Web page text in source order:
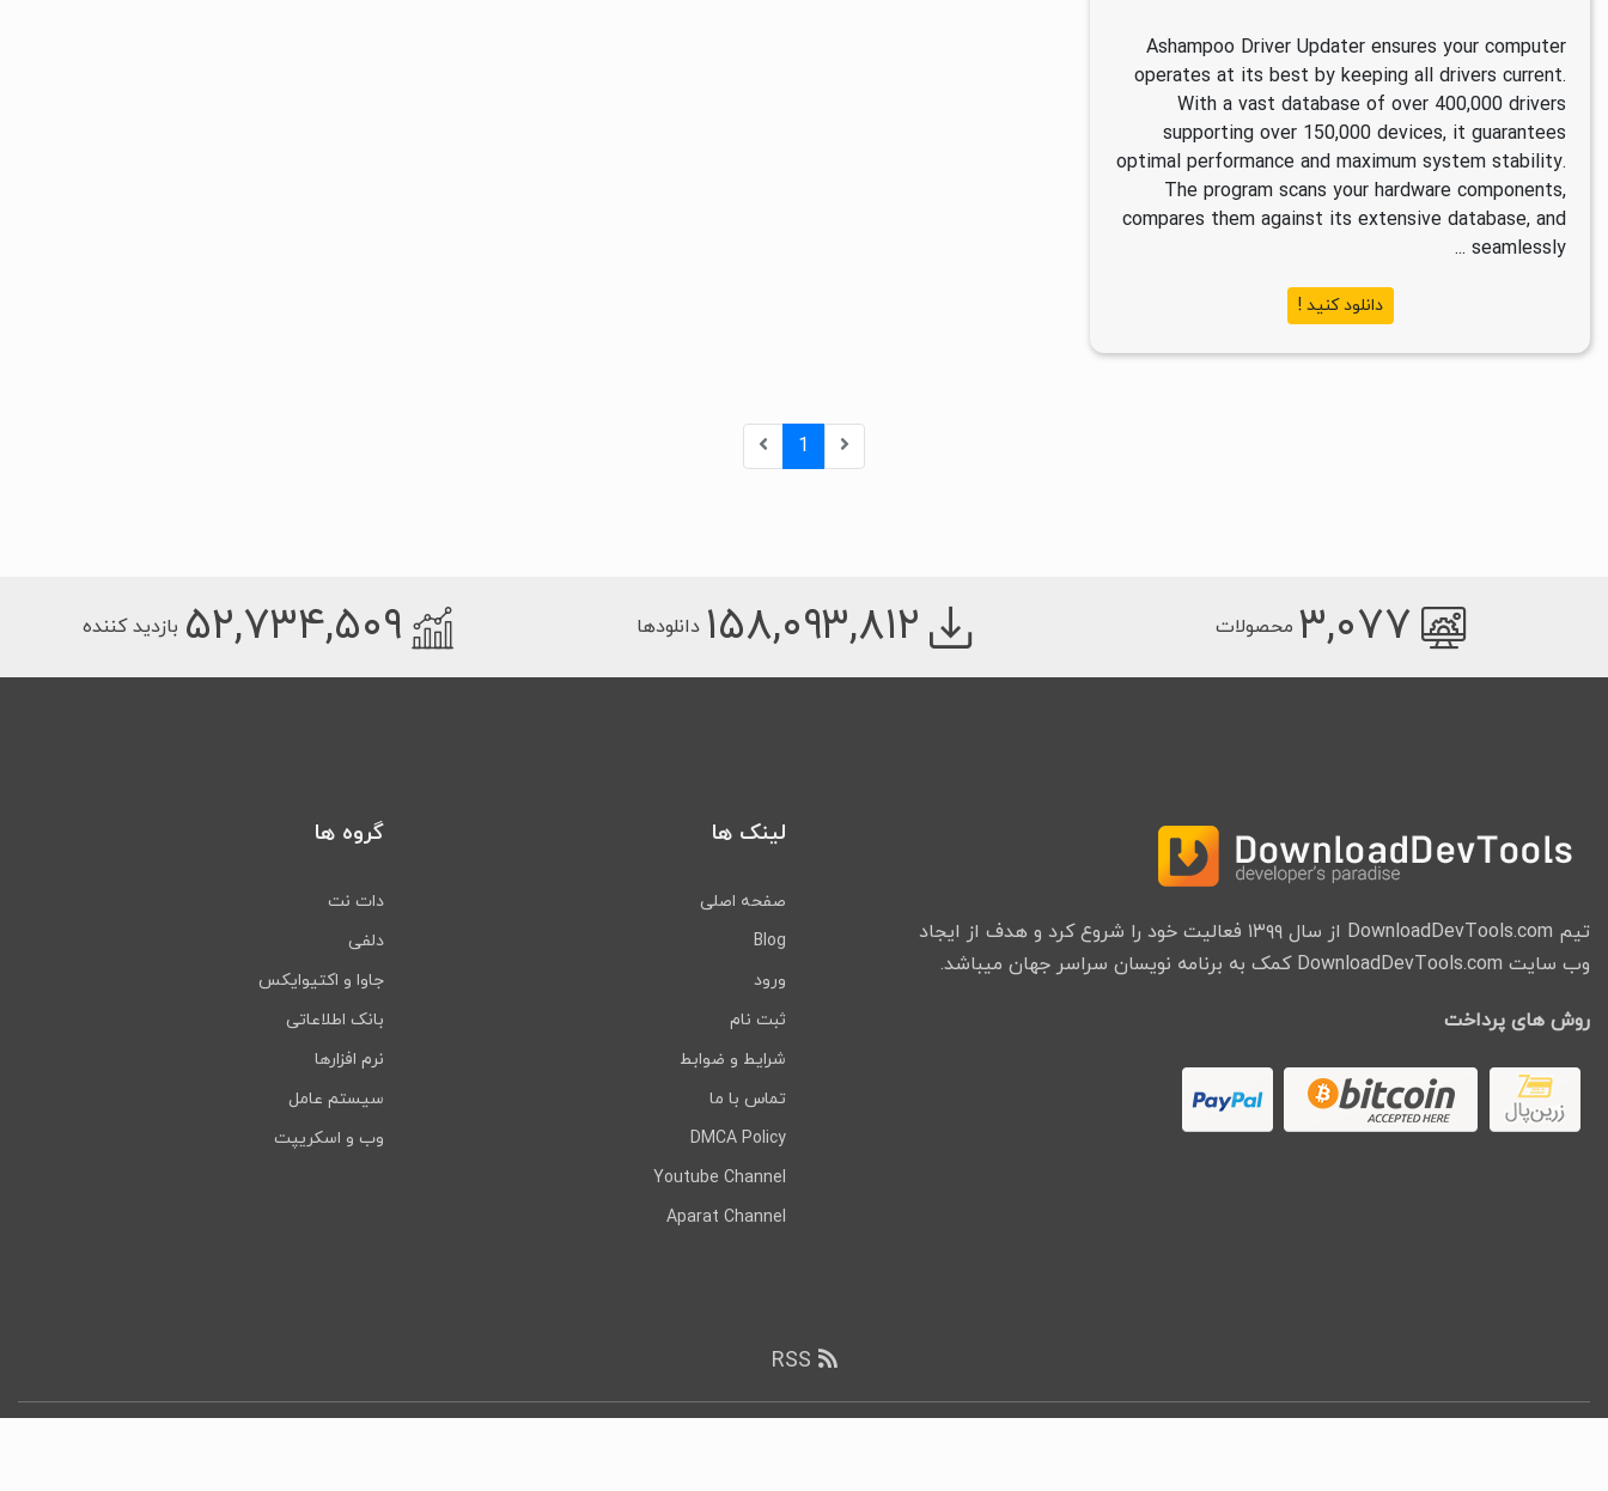
Ashampoo Driver Updater ensures your computer
operates at its best by keeping all drivers current.
With a vast database of over 400,000 drivers
supporting over 150,000 devices, it guarantees
optimal performance and maximum system stability.
The program scans your hardware components,
compares them against its extensive database, and
seamlessly ...
دانلود کنید !
1
۳,۰۷۷ محصولات ۱۵۸,۰۹۳,۸۱۲ دانلودها ۵۲,۷۳۴,۵۰۹ بازدید کننده
تیم DownloadDevTools.com از سال ۱۳۹۹ فعالیت خود را شروع کرد و هدف از ایجاد
وب سایت DownloadDevTools.com کمک به برنامه نویسان سراسر جهان میباشد.
روش های پرداخت
لینک ها
صفحه اصلی
Blog
ورود
ثبت نام
شرایط و ضوابط
تماس با ما
DMCA Policy
Youtube Channel
Aparat Channel
گروه ها
دات نت
دلفی
جاوا و اکتیوایکس
بانک اطلاعاتی
نرم افزارها
سیستم عامل
وب و اسکریپت